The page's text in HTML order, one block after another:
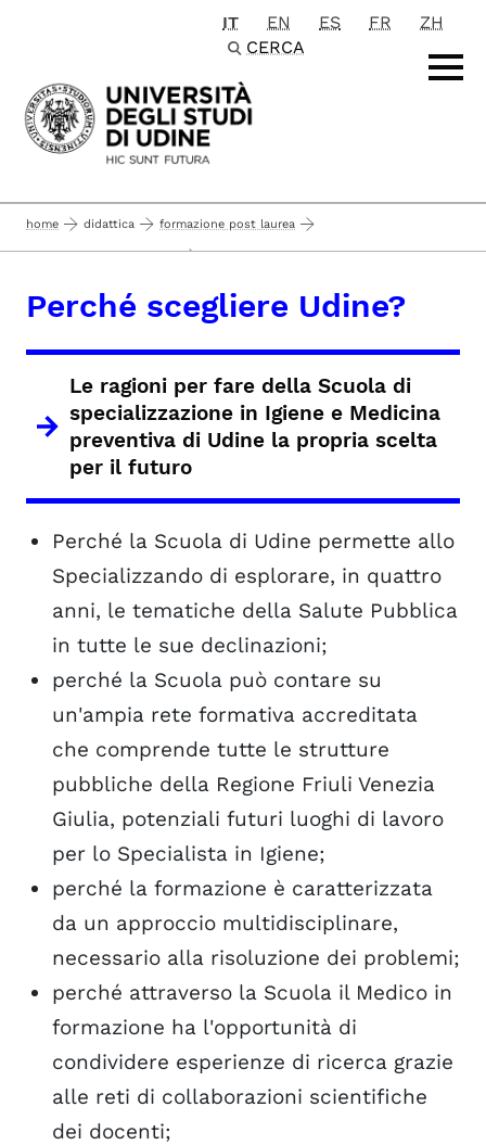
Passa al contenuto principale
IT EN ES FR
ZH
CERCA
home didattica formazione post laurea
scuole di specializzazione ...
igiene e medicina preventiva perché scegliere udine?
Perché scegliere Udine?
Le ragioni per fare della Scuola di
specializzazione in Igiene e Medicina
preventiva di Udine la propria scelta
per il futuro
Perché la Scuola di Udine permette allo
Specializzando di esplorare, in quattro
anni, le tematiche della Salute Pubblica
in tutte le sue declinazioni;
perché la Scuola può contare su
un'ampia rete formativa accreditata
che comprende tutte le strutture
pubbliche della Regione Friuli Venezia
Giulia, potenziali futuri luoghi di lavoro
per lo Specialista in Igiene;
perché la formazione è caratterizzata
da un approccio multidisciplinare,
necessario alla risoluzione dei problemi;
perché attraverso la Scuola il Medico in
formazione ha l'opportunità di
condividere esperienze di ricerca grazie
alle reti di collaborazioni scientifiche
dei docenti;